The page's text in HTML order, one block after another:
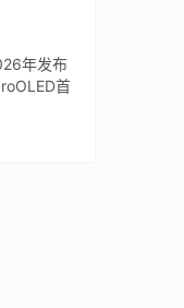
年发布
首